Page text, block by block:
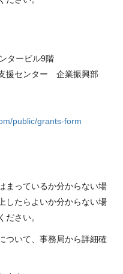
タービル9階
援センター 企業振興部
public/grants-form
まっているか分からない場
したらよいか分からない場
さい。
ついて、事務局から詳細確